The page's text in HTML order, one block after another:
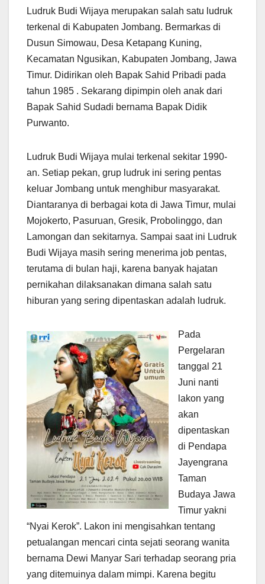
Ludruk Budi Wijaya merupakan salah satu ludruk
terkenal di Kabupaten Jombang. Bermarkas di
Dusun Simowau, Desa Ketapang Kuning,
Kecamatan Ngusikan, Kabupaten Jombang, Jawa
Timur. Didirikan oleh Bapak Sahid Pribadi pada
tahun 1985 . Sekarang dipimpin oleh anak dari
Bapak Sahid Sudadi bernama Bapak Didik
Purwanto.
Ludruk Budi Wijaya mulai terkenal sekitar 1990-
an. Setiap pekan, grup ludruk ini sering pentas
keluar Jombang untuk menghibur masyarakat.
Diantaranya di berbagai kota di Jawa Timur, mulai
Mojokerto, Pasuruan, Gresik, Probolinggo, dan
Lamongan dan sekitarnya. Sampai saat ini Ludruk
Budi Wijaya masih sering menerima job pentas,
terutama di bulan haji, karena banyak hajatan
pernikahan dilaksanakan dimana salah satu
hiburan yang sering dipentaskan adalah ludruk.
Pada
Pergelaran
tanggal 21
Juni nanti
lakon yang
akan
dipentaskan
di Pendapa
Jayengrana
Taman
Budaya Jawa
Timur yakni
“Nyai Kerok”. Lakon ini mengisahkan tentang
petualangan mencari cinta sejati seorang wanita
bernama Dewi Manyar Sari terhadap seorang pria
yang ditemuinya dalam mimpi. Karena begitu